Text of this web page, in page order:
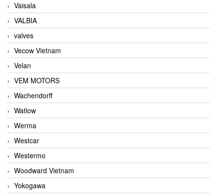
Vaisala
VALBIA
valves
Vecow Vietnam
Velan
VEM MOTORS
Wachendorff
Watlow
Werma
Westcar
Westermo
Woodward Vietnam
Yokogawa